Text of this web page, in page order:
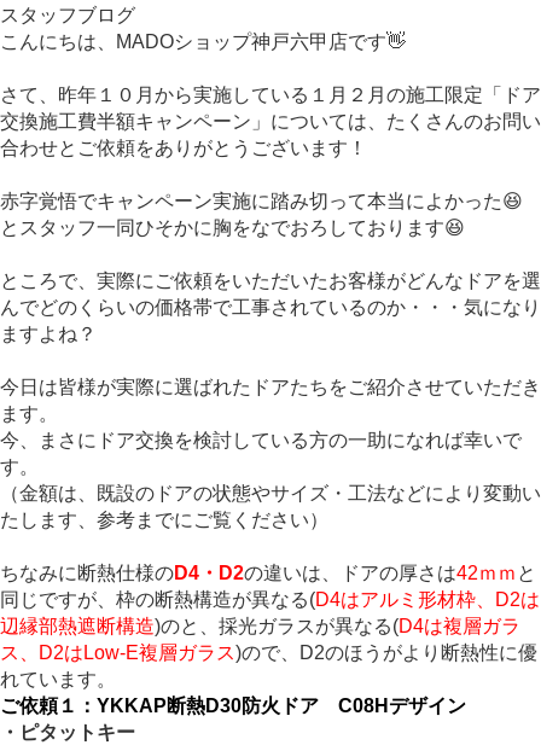
スタッフブログ
こんにちは、MADOショップ神戸六甲店です👋
さて、昨年１０月から実施している１月２月の施工限定「ドア
交換施工費半額キャンペーン」については、たくさんのお問い
合わせとご依頼をありがとうございます！
赤字覚悟でキャンペーン実施に踏み切って本当によかった😆
とスタッフ一同ひそかに胸をなでおろしております😆
ところで、実際にご依頼をいただいたお客様がどんなドアを選
んでどのくらいの価格帯で工事されているのか・・・気になり
ますよね？
今日は皆様が実際に選ばれたドアたちをご紹介させていただき
ます。
今、まさにドア交換を検討している方の一助になれば幸いで
す。
（金額は、既設のドアの状態やサイズ・工法などにより変動い
たします、参考までにご覧ください）
ちなみに断熱仕様のD4・D2の違いは、ドアの厚さは42ｍｍ と
同じですが、枠の断熱構造が異なる(D4はアルミ形材枠、D2は
辺縁部熱遮断構造)のと、採光ガラスが異なる(D4は複層ガラ
ス、D2はLow-E複層ガラス)ので、D2のほうがより断熱性に優
れています。
ご依頼１：YKKAP断熱D30防火ドア C08Hデザイン
・ピタットキー